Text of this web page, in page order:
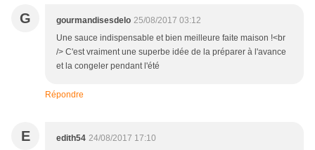
G gourmandisesdelo 25/08/2017 03:12
Une sauce indispensable et bien meilleure faite maison !<br
/> C'est vraiment une superbe idée de la préparer à l'avance
et la congeler pendant l'été
Répondre
E edith54 24/08/2017 17:10